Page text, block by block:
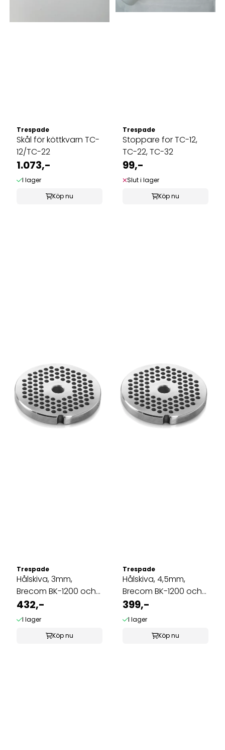
Trespade
Skål för köttkvarn TC-
12/TC-22
1.073,-
I lager
Köp nu
Trespade
Stoppare for TC-12,
TC-22, TC-32
99,-
Slut i lager
Köp nu
Trespade
Hålskiva, 3mm,
Brecom BK-1200 och
Trespade TC-12
432,-
I lager
Köp nu
Trespade
Hålskiva, 4,5mm,
Brecom BK-1200 och
Trespade ...
399,-
I lager
Köp nu